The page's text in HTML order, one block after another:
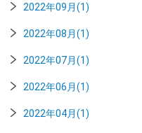
2022年09月(1)
2022年08月(1)
2022年07月(1)
2022年06月(1)
2022年04月(1)